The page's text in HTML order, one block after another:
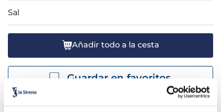
Sal
Añadir todo a la cesta
Guardar en favoritos